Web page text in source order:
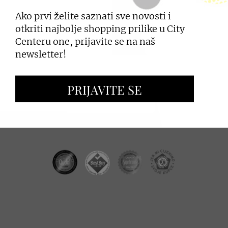
PRIJAVI SE
ZAKUP PROSTORA
OGLAŠAVANJE I PROMOCIJE
Ako prvi želite saznati sve novosti i
otkriti najbolje shopping prilike u City
Centeru one, prijavite se na naš
newsletter!
PRIJAVITE SE